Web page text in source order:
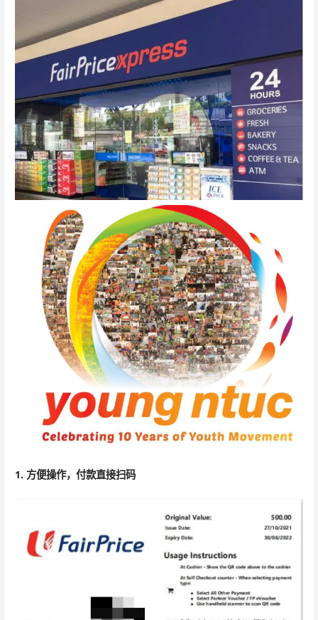
1. 方便操作，付款直接扫码